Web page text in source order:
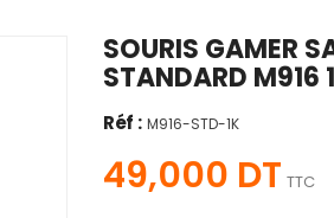
SOURIS GAMER
STANDARD M916
Réf : M916-STD-1K
49,000 DT TTC